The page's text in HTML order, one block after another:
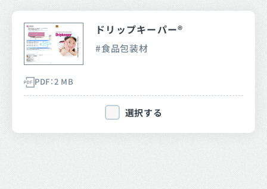
ドリップキーパー®
食品包装材
PDF：2 MB
選択する